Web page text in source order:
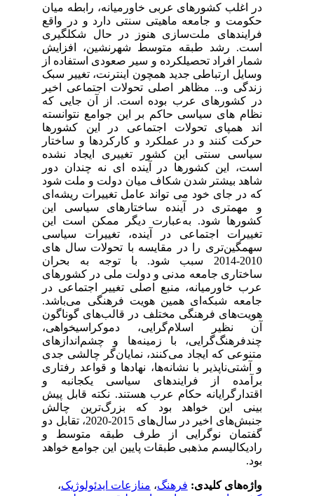
در اغلب کشورهای عربی خاورمیانه، رابطه میان
حکومت و جامعه ماهیتی سنتی دارد و در واقع
فرایندهای ملت‌سازی هنوز در حال شکل‏گیری
است. رشد طبقه متوسط شهرنشین، افزایش
شمار افراد تحصیلکرده و سیر صعودی استفاده از
وسایل ارتباطی جدید همچون اینترنت، تغییر سبک
زندگی و... مظاهر اصلی تحولات اجتماعی اخیر
در کشورهای عرب بوده است.از آن جایی که
نظام های سیاسی حاکم بر این جوامع نتوانسته
اند همپای تحولات اجتماعی در این کشورها
حرکت کنند و در عملکرد و کارکردها و ساختار
سیاسی سنتی این کشور تغییری ایجاد نشده
است، این کشورها در آینده ای نه چندان دور
شاهد بیشتر شدن شکاف میان دولت و ملت شود
که در جای خود می تواند عامل تغییرات ریشهای
و مهمتری در آینده ساختارهای سیاسی این
کشورها شود. به‌عبارت دیگر ممکن است این
تغییرات اجتماعی در آینده، تغییرات سیاسی
سهمگین‌تری را در مقایسه با تحولات سال های
2010-2014 سبب شود. با توجه به بحران
ساختاری جامعه مدنی و دولت ملی در کشورهای
عرب خاورمیانه، منبع اصلی تغییر اجتماعی در
جامعه شبکه‌ای همین هویت فرهنگی می‌باشد.
هویت‌های فرهنگی مختلف در قالب‌های گوناگون
آن نظیر اسلام‌گرایی، دموکراسی­خواهی،
چندفرهنگ‌گرایی، با زمینه‌ها و چشم‌اندازهای
متنوعی که ایجاد می‌کنند، نمایان‌گر چالشی جدی
و آشتی‌ناپذیر با نشانه‌ها، نهادها و قواعد رفتاری
برآمده‌ از فرایندهای سیاسی یک‏جانبه و
اقتدارگرایانه حکام عرب هستند. نکته قابل پیش
بینی این خواهد بود که بزرگ‌ترین چالش
جنبش‌های اخیر در سال‌های 2015-2020، تقابل دو
گفتمان نوگرایی از طرف طبقه متوسط و
رادیکالیسم مذهبی طبقات پایین این جوامع خواهد
بود.
واژه‌های کلیدی:فرهنگ،منازعات ایدئولوژیک،